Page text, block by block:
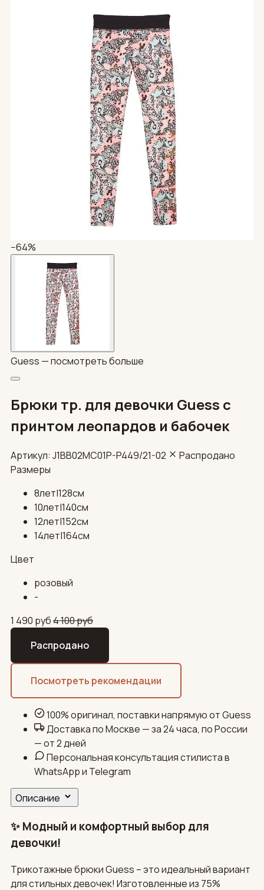
−64%
Guess —посмотреть больше
Брюки тр. для девочки Guess с
принтом леопардов и бабочек
Артикул: J1BB02MC01P-P449/21-02
Распродано
Размеры
8лет|128см
10лет|140см
12лет|152см
14лет|164см
Цвет
розовый
-
1 490 руб4 100руб
Распродано
Посмотреть рекомендации
100% оригинал, поставки напрямую от Guess
Доставка по Москве — за 24 часа, по России
— от 2 дней
Персональная консультация стилиста в
WhatsApp и Telegram
Описание
✨ Модный и комфортный выбор для
девочки!
Трикотажные брюки Guess – это идеальный вариант
для стильных девочек! Изготовленные из 75%